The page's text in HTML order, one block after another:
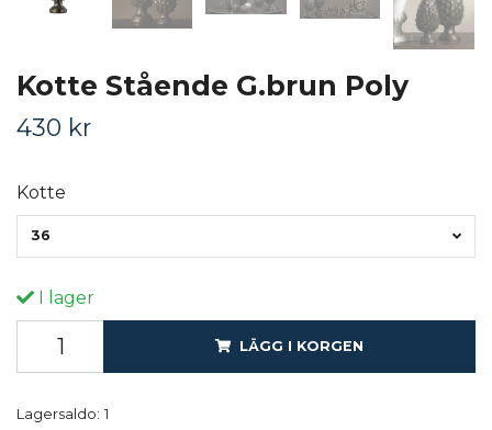
Kotte Stående G.brun Poly
430 kr
Kotte
36
I lager
LÄGG I KORGEN
Lagersaldo: 1